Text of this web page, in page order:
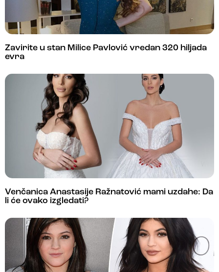
Zavirite u stan Milice Pavlović vredan 320 hiljada
evra
Venčanica Anastasije Ražnatović mami uzdahe: Da
li će ovako izgledati?